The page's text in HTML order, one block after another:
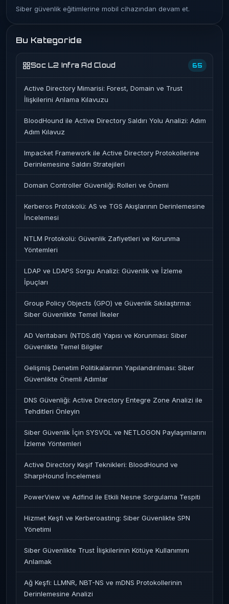
Siber güvenlik eğitimlerine mobil cihazından devam et.
Bu Kategoride
Soc L2 Infra Ad Cloud 65
Active Directory Mimarisi: Forest, Domain ve Trust
İlişkilerini Anlama Kılavuzu
BloodHound ile Active Directory Saldırı Yolu Analizi: Adım
Adım Kılavuz
Impacket Framework ile Active Directory Protokollerine
Derinlemesine Saldırı Stratejileri
Domain Controller Güvenliği: Rolleri ve Önemi
Kerberos Protokolü: AS ve TGS Akışlarının Derinlemesine
İncelemesi
NTLM Protokolü: Güvenlik Zafiyetleri ve Korunma
Yöntemleri
LDAP ve LDAPS Sorgu Analizi: Güvenlik ve İzleme
İpuçları
Group Policy Objects (GPO) ve Güvenlik Sıkılaştırma:
Siber Güvenlikte Temel İlkeler
AD Veritabanı (NTDS.dit) Yapısı ve Korunması: Siber
Güvenlikte Temel Bilgiler
Gelişmiş Denetim Politikalarının Yapılandırılması: Siber
Güvenlikte Önemli Adımlar
DNS Güvenliği: Active Directory Entegre Zone Analizi ile
Tehditleri Önleyin
Siber Güvenlik İçin SYSVOL ve NETLOGON Paylaşımlarını
İzleme Yöntemleri
Active Directory Keşif Teknikleri: BloodHound ve
SharpHound İncelemesi
PowerView ve Adfind ile Etkili Nesne Sorgulama Tespiti
Hizmet Keşfi ve Kerberoasting: Siber Güvenlikte SPN
Yönetimi
Siber Güvenlikte Trust İlişkilerinin Kötüye Kullanımını
Anlamak
Ağ Keşfi: LLMNR, NBT-NS ve mDNS Protokollerinin
Derinlemesine Analizi